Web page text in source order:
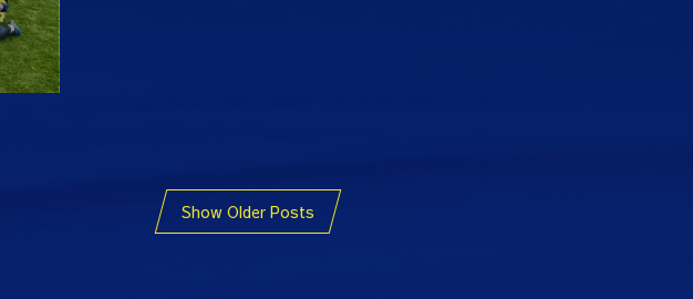
Show Older Posts